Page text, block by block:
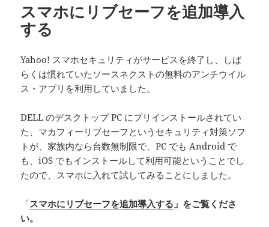
スマホにリブセーフを追加導入
する
Yahoo! スマホセキュリティがサービスを終了し、しば
らくは慣れていたソースネクストの無料のアンチウイル
ス・アプリを利用していました。
DELL のデスクトップ PC にプリインストールされてい
た、マカフィーリブセーフというセキュリティ対策ソフ
トが、家族内なら台数無制限で、PC でも Android で
も、iOS でもインストールして利用可能ということでし
たので、スマホに入れて試してみることにしました。
「スマホにリブセーフを追加導入する 」をご覧くださ
い。